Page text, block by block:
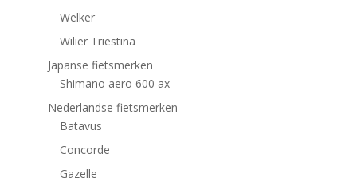
Welker
Wilier Triestina
Japanse fietsmerken
Shimano aero 600 ax
Nederlandse fietsmerken
Batavus
Concorde
Gazelle